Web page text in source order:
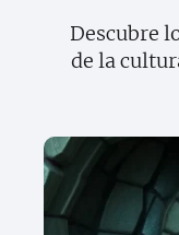
Descubre
de la